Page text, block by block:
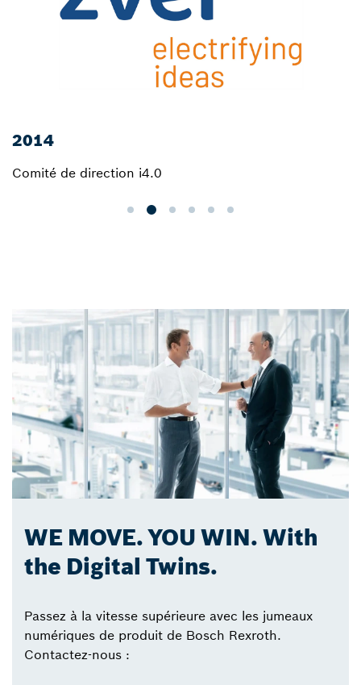
2014
Comité de direction i4.0
WE MOVE. YOU WIN. With
the Digital Twins.
Passez à la vitesse supérieure avec les jumeaux
numériques de produit de Bosch Rexroth.
Contactez-nous :